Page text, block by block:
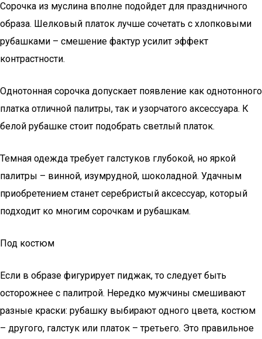
Сорочка из муслина вполне подойдет для праздничного
образа. Шелковый платок лучше сочетать с хлопковыми
рубашками – смешение фактур усилит эффект
контрастности.
Однотонная сорочка допускает появление как однотонного
платка отличной палитры, так и узорчатого аксессуара. К
белой рубашке стоит подобрать светлый платок.
Темная одежда требует галстуков глубокой, но яркой
палитры – винной, изумрудной, шоколадной. Удачным
приобретением станет серебристый аксессуар, который
подходит ко многим сорочкам и рубашкам.
Под костюм
Если в образе фигурирует пиджак, то следует быть
осторожнее с палитрой. Нередко мужчины смешивают
разные краски: рубашку выбирают одного цвета, костюм
– другого, галстук или платок – третьего. Это правильное